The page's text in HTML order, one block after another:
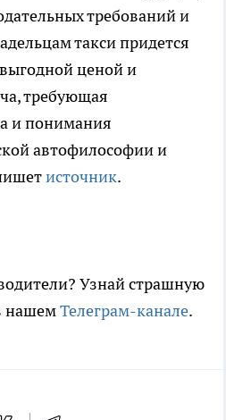
требований и
такси придется
ценой и
требующая
и понимания
автофилософии и
источник.
Узнай страшную
нашемТелеграм-канале.